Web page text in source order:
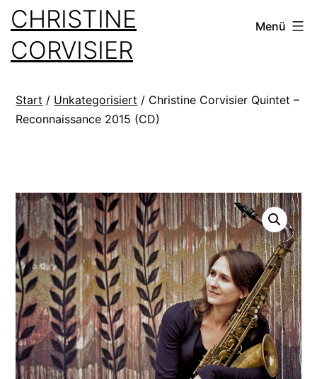
Zum
Inhalt
springen
CHRISTINE
CORVISIER
Menü
Start / Unkategorisiert / Christine Corvisier Quintet –
Reconnaissance 2015 (CD)